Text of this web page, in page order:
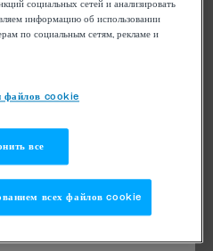
социальных сетей и анализировать
информацию об использовании
по социальным сетям, рекламе и
файлов cookie
все
всех файлов cookie